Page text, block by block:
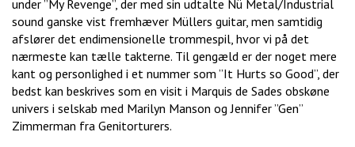
under ”My Revenge”, der med sin udtalte Nü Metal/Industrial
sound ganske vist fremhæver Müllers guitar, men samtidig
afslører det endimensionelle trommespil, hvor vi på det
nærmeste kan tælle takterne. Til gengæld er der noget mere
kant og personlighed i et nummer som ”It Hurts so Good”, der
bedst kan beskrives som en visit i Marquis de Sades obskøne
univers i selskab med Marilyn Manson og Jennifer ”Gen”
Zimmerman fra Genitorturers.